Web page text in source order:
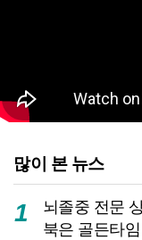
많이 본 뉴스
1
뇌졸중 전문
북은 골든타